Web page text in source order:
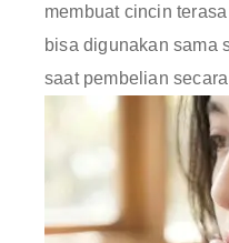
membuat cincin
bisa digunakan sama
saat pembelian